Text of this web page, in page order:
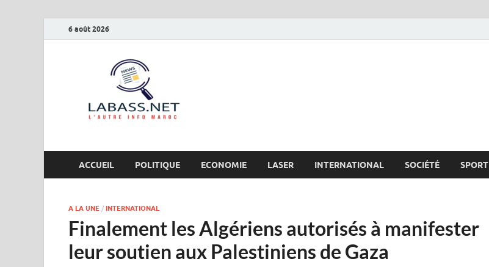
6 août 2026
ACCUEIL POLITIQUE ECONOMIE LASER INTERNATIONAL SOCIÉTÉ SPORT
A LA UNE / INTERNATIONAL
Finalement les Algériens autorisés à manifester
leur soutien aux Palestiniens de Gaza